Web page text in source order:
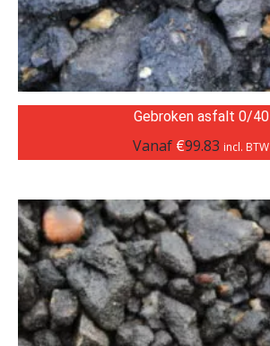
Gebroken asfalt 0/40
Vanaf €99.83 incl. BTW